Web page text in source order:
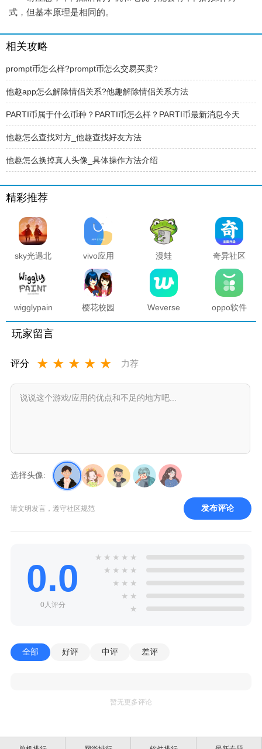
式，但基本原理是相同的。
相关攻略
prompt币怎么样?prompt币怎么交易买卖?
他趣app怎么解除情侣关系?他趣解除情侣关系方法
PARTI币属于什么币种？PARTI币怎么样？PARTI币最新消息今天
他趣怎么查找对方_他趣查找好友方法
他趣怎么换掉真人头像_具体操作方法介绍
精彩推荐
sky光遇北
解锁版
vivo应用
正版
漫蛙
官方正版
奇异社区
载安装
2025最新
版本
wigglypaint
樱花校园
Weverse
oppo软件
玩家留言
评分 ★ ★ ★ ★ ★ 力荐
选择头像:
请文明发言，遵守社区规范 发布评论
0.0
0人评分
★ ★ ★ ★ ★
★ ★ ★ ★
★ ★ ★
★ ★
★
全部 好评 中评 差评
暂无更多评论